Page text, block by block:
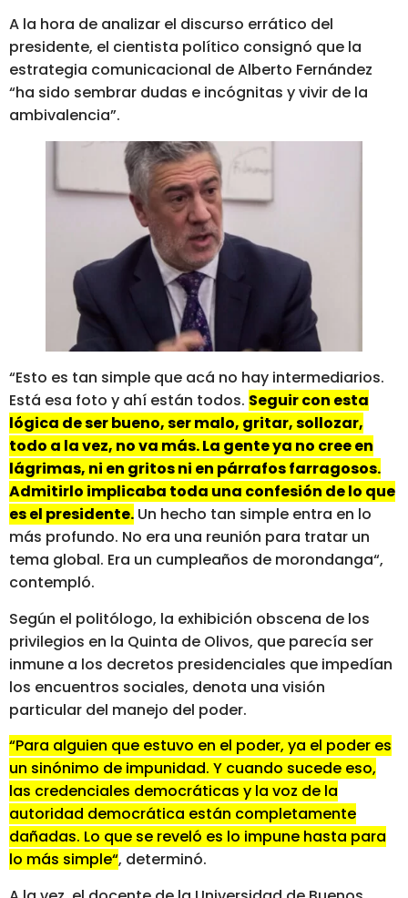
A la hora de analizar el discurso errático del
presidente, el cientista político consignó que la
estrategia comunicacional de Alberto Fernández
“ha sido sembrar dudas e incógnitas y vivir de la
ambivalencia”.
“Esto es tan simple que acá no hay intermediarios.
Está esa foto y ahí están todos. Seguir con esta
lógica de ser bueno, ser malo, gritar, sollozar,
todo a la vez, no va más. La gente ya no cree en
lágrimas, ni en gritos ni en párrafos farragosos.
Admitirlo implicaba toda una confesión de lo que
es el presidente. Un hecho tan simple entra en lo
más profundo. No era una reunión para tratar un
tema global. Era un cumpleaños de morondanga“,
contempló.
Según el politólogo, la exhibición obscena de los
privilegios en la Quinta de Olivos, que parecía ser
inmune a los decretos presidenciales que impedían
los encuentros sociales, denota una visión
particular del manejo del poder.
“Para alguien que estuvo en el poder, ya el poder es
un sinónimo de impunidad. Y cuando sucede eso,
las credenciales democráticas y la voz de la
autoridad democrática están completamente
dañadas. Lo que se reveló es lo impune hasta para
lo más simple“, determinó.